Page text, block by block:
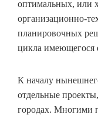
оптимальных, или
организационно-
планировочных
цикла имеющегося
К началу
отдельные
городах. Многими